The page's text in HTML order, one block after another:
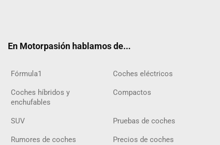
En Motorpasión hablamos de...
Fórmula1 Coches eléctricos
Coches híbridos y
enchufables
Compactos
SUV Pruebas de coches
Rumores de coches Precios de coches